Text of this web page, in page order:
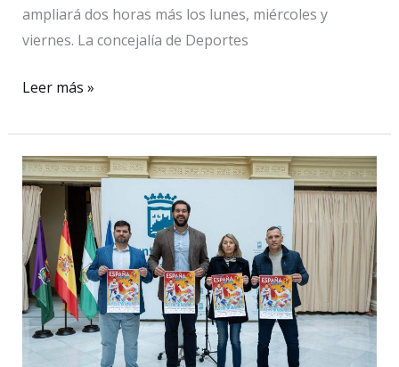
ampliará dos horas más los lunes, miércoles y
viernes. La concejalía de Deportes
La
municipal
cubierta
amplia
el
número
de
usuarios
para
grupos
Leer más »